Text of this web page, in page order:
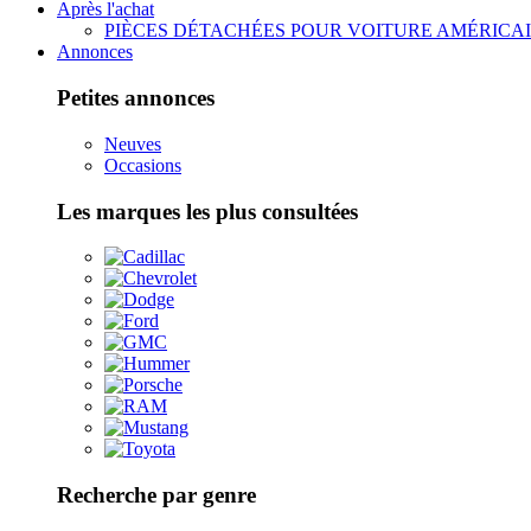
Après l'achat
PIÈCES DÉTACHÉES POUR VOITURE
Annonces
Petites annonces
Neuves
Occasions
Les marques les plus consultées
Recherche par genre